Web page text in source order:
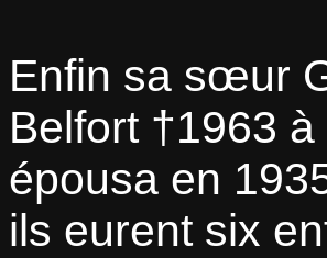
Enfin sa sœur
Belfort †1963
épousa en
ils eurent six